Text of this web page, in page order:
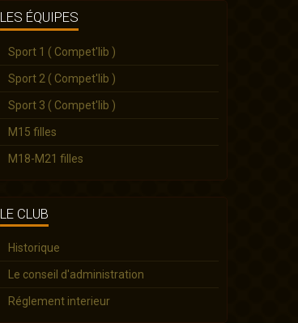
LES ÉQUIPES
Sport 1 ( Compet'lib )
Sport 2 ( Compet'lib )
Sport 3 ( Compet'lib )
M15 filles
M18-M21 filles
LE CLUB
Historique
Le conseil d'administration
Réglement interieur